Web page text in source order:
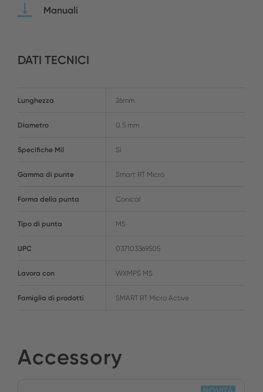
Manuali
DATI TECNICI
Lunghezza 26mm
Diametro 0.5 mm
Specifiche Mil Sì
Gamma di punte Smart RT Micro
Forma della punta Conical
Tipo di punta MS
UPC 037103369505
Lavora con WXMPS MS
Famiglia di prodotti SMART RT Micro Active
Accessory